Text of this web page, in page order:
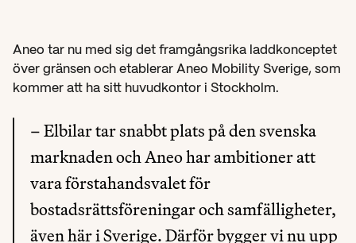
Aneo tar nu med sig det framgångsrika laddkonceptet
över gränsen och etablerar Aneo Mobility Sverige, som
kommer att ha sitt huvudkontor i Stockholm.
– Elbilar tar snabbt plats på den svenska
marknaden och Aneo har ambitioner att
vara förstahandsvalet för
bostadsrättsföreningar och samfälligheter,
även här i Sverige. Därför bygger vi nu upp